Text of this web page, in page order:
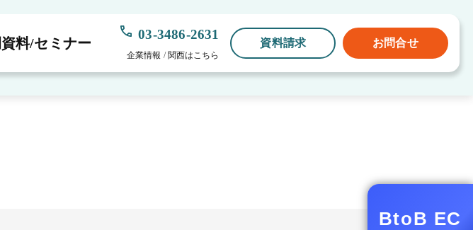
資料/セミナー
03-3486-2631
企業情報 / 関西はこちら
資料請求 お問合せ
BtoB EC